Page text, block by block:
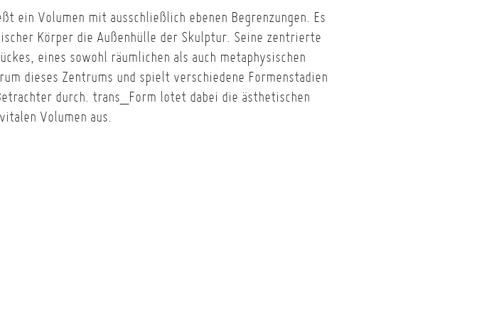
ein Volumen mit ausschließlich ebenen Begrenzungen. Es
Körper die Außenhülle der Skulptur. Seine zentrierte
eines sowohl räumlichen als auch metaphysischen
dieses Zentrums und spielt verschiedene Formenstadien
durch. trans_Form lotet dabei die ästhetischen
Volumen aus.